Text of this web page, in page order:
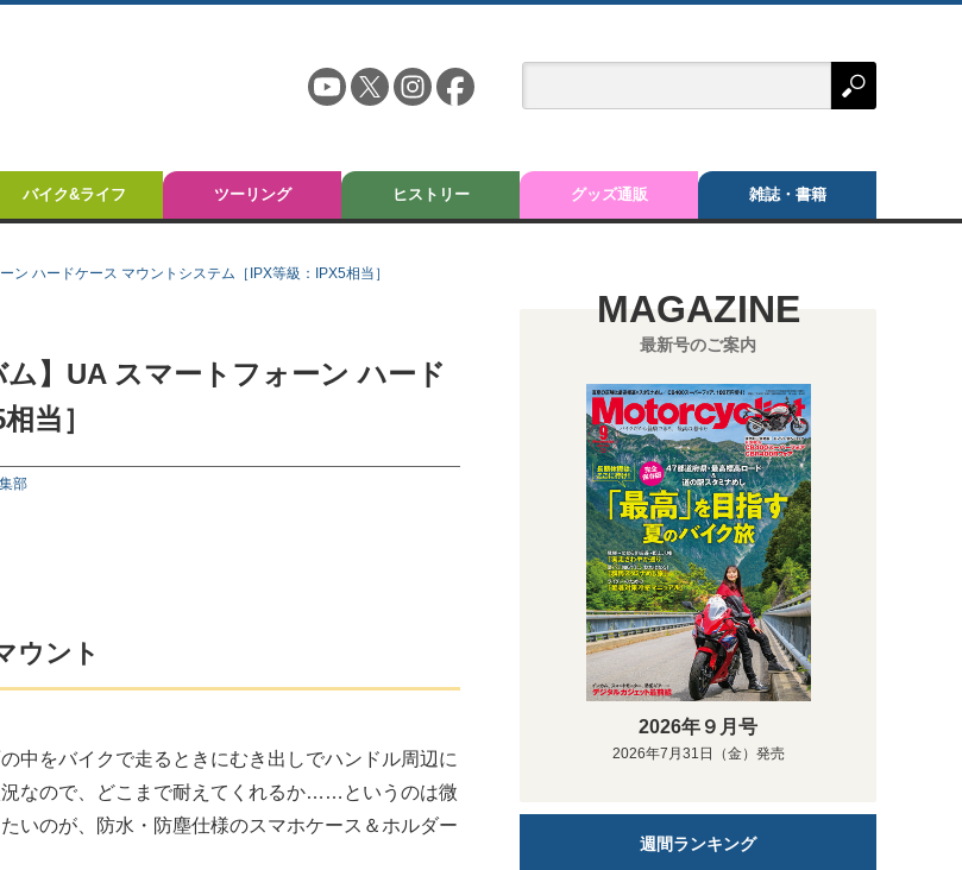
バイク&ライフ ツーリング ヒストリー グッズ通販 雑誌・書籍
ン ハードケース マウントシステム［IPX等級：IPX5相当］
】UA スマートフォーン ハード
当］
部
ウント
中をバイクで走るときにむき出しでハンドル周辺に
なので、どこまで耐えてくれるか……というのは微
いのが、防水・防塵仕様のスマホケース＆ホルダー
MAGAZINE
最新号のご案内
2026年９月号
2026年7月31日（金）発売
週間ランキング